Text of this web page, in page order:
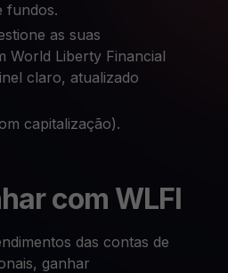
fundos.
as suas
World Liberty Financial
claro, atualizado
capitalização).
com WLFI
das contas de
ganhar